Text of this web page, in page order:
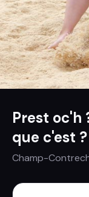
Prest oc'h
que c'est ?
Champ-